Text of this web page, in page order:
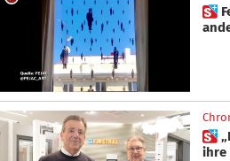
 Fensterkunst in Madrid und
 „Finstral“-Gründer erzählen
ihre